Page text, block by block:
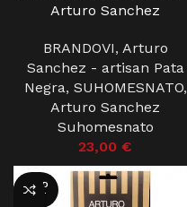
Arturo Sanchez
BRANDOVI, Arturo
Sanchez - artisan Pata
Negra, SUHOMESNATO,
Arturo Sanchez
Suhomesnato
23,00 €
SOLD
OUT